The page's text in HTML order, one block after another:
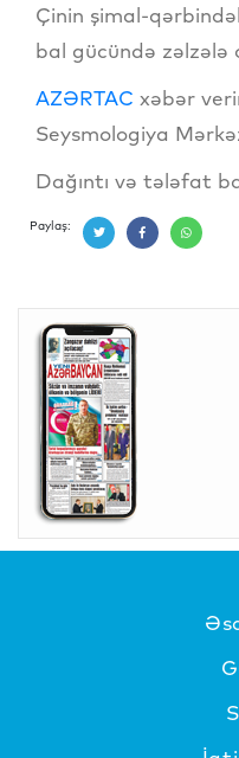
Çinin şimal-
bal gücündə zəlzələ
AZƏRTAC xəbər
Seysmologiya
Dağıntı və tələfat
Paylaş: